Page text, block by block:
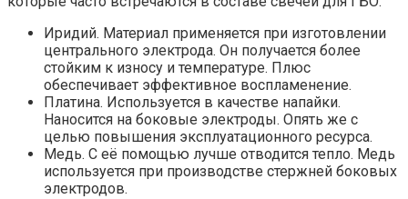
Иридий. Материал применяется при изготовлении
центрального электрода. Он получается более
стойким к износу и температуре. Плюс
обеспечивает эффективное воспламенение.
Платина. Используется в качестве напайки.
Наносится на боковые электроды. Опять же с
целью повышения эксплуатационного ресурса.
Медь. С её помощью лучше отводится тепло. Медь
используется при производстве стержней боковых
электродов.